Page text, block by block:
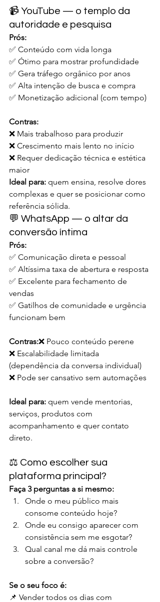
📹 YouTube — o templo da
autoridade e pesquisa
Prós:
✅ Conteúdo com vida longa
✅ Ótimo para mostrar profundidade
✅ Gera tráfego orgânico por anos
✅ Alta intenção de busca e compra
✅ Monetização adicional (com tempo)
Contras:
❌ Mais trabalhoso para produzir
❌ Crescimento mais lento no início
❌ Requer dedicação técnica e estética
maior
Ideal para: quem ensina, resolve dores
complexas e quer se posicionar como
referência sólida.
💬 WhatsApp — o altar da
conversão íntima
Prós:
✅ Comunicação direta e pessoal
✅ Altíssima taxa de abertura e resposta
✅ Excelente para fechamento de
vendas
✅ Gatilhos de comunidade e urgência
funcionam bem
Contras:❌ Pouco conteúdo perene
❌ Escalabilidade limitada
(dependência da conversa individual)
❌ Pode ser cansativo sem automações
Ideal para: quem vende mentorias,
serviços, produtos com
acompanhamento e quer contato
direto.
⚖️ Como escolher sua
plataforma principal?
Faça 3 perguntas a si mesmo:
Onde o meu público mais
consome conteúdo hoje?
Onde eu consigo aparecer com
consistência sem me esgotar?
Qual canal me dá mais controle
sobre a conversão?
Se o seu foco é:
📌 Vender todos os dias com